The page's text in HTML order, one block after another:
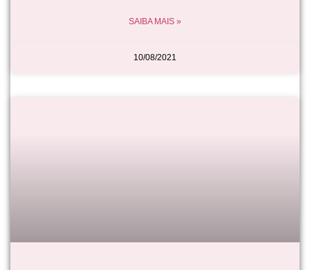
SAIBA MAIS »
10/08/2021